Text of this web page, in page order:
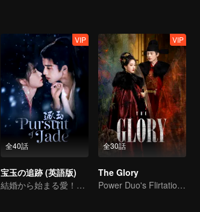
全40話
VIP
宝玉の追跡 (英語版)
結婚から始まる愛！硝煙が試す本当の想い
全30話
VIP
The Glory
Power Duo's Flirtatious Game: Unraveling the Conspiracy